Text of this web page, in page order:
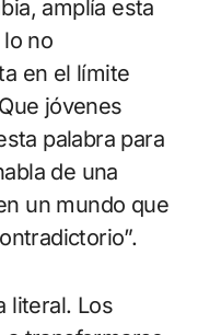
amplía esta
no
en el límite
jóvenes
palabra para
de una
un mundo que
literal. Los